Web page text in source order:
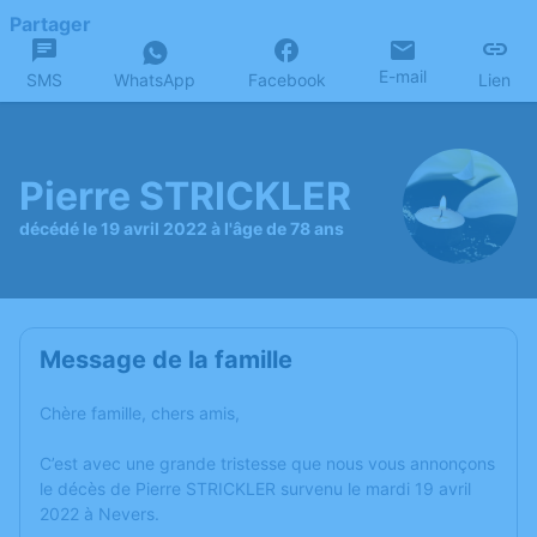
Partager
SMS WhatsApp Facebook E-mail Lien
Pierre STRICKLER
décédé le 19 avril 2022 à l'âge de 78 ans
Message de la famille
Chère famille, chers amis,
C’est avec une grande tristesse que nous vous annonçons
le décès de Pierre STRICKLER survenu le mardi 19 avril
2022 à Nevers.